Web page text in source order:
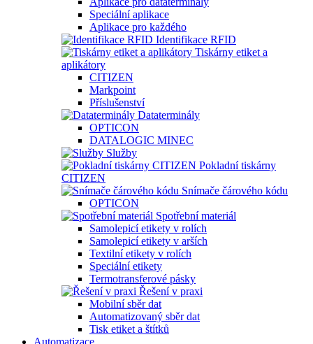
Speciální aplikace
Aplikace pro každého
Identifikace RFID
Tiskárny etiket a
aplikátory
CITIZEN
Markpoint
Příslušenství
Dataterminály
OPTICON
DATALOGIC MINEC
Služby
Pokladní tiskárny
CITIZEN
Snímače čárového kódu
OPTICON
Spotřební materiál
Samolepicí etikety v rolích
Samolepicí etikety v arších
Textilní etikety v rolích
Speciální etikety
Termotransferové pásky
Řešení v praxi
Mobilní sběr dat
Automatizovaný sběr dat
Tisk etiket a štítků
Automatizace